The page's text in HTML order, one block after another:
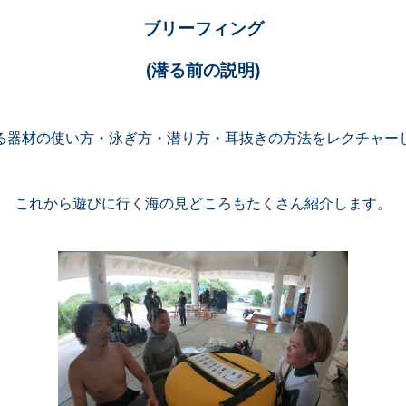
ブリーフィング
(潜る前の説明)
器材の使い方・泳ぎ方・潜り方・耳抜きの方法をレクチャー
これから遊びに行く海の見どころもたくさん紹介します。